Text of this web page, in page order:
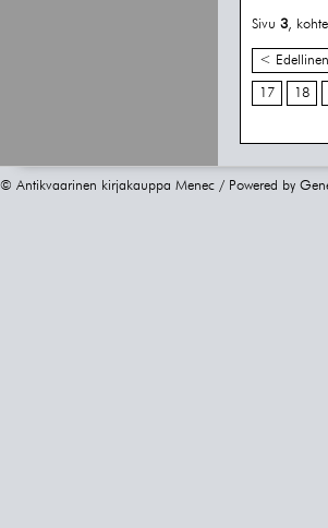
Sivu 3,
<
17 18
© Antikvaarinen kirjakauppa Menec / Powered by